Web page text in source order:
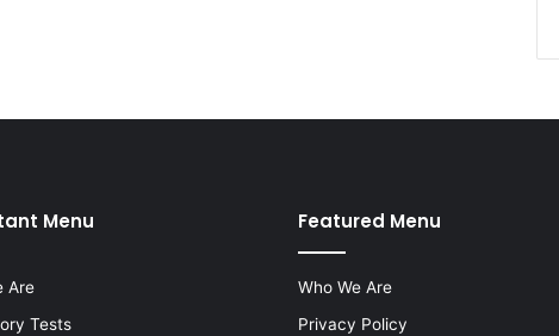
Menu
Are
Tests
Featured Menu
Who We Are
Privacy Policy